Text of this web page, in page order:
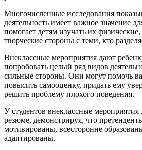
Многочисленные исследования
деятельность имеет важное значение
помогает детям изучать их
творческие стороны с теми, кто
Внеклассные мероприятия дают
попробовать целый ряд видов
сильные стороны. Они могут помочь
повысить самооценку, придать ему
решить проблему плохого поведения.
У студентов внеклассные мероприятия
резюме, демонстрируя, что
мотивированы, всесторонне
адаптированы.